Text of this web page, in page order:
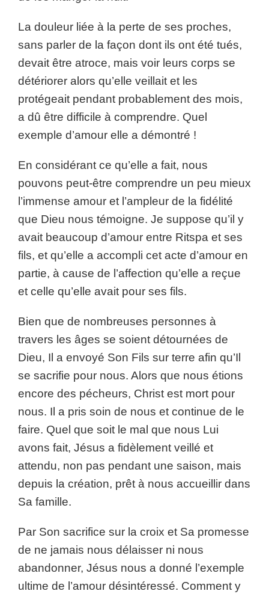
La douleur liée à la perte de ses proches,
sans parler de la façon dont ils ont été tués,
devait être atroce, mais voir leurs corps se
détériorer alors qu’elle veillait et les
protégeait pendant probablement des mois,
a dû être difficile à comprendre. Quel
exemple d’amour elle a démontré !
En considérant ce qu’elle a fait, nous
pouvons peut-être comprendre un peu mieux
l’immense amour et l’ampleur de la fidélité
que Dieu nous témoigne. Je suppose qu’il y
avait beaucoup d’amour entre Ritspa et ses
fils, et qu’elle a accompli cet acte d’amour en
partie, à cause de l’affection qu’elle a reçue
et celle qu’elle avait pour ses fils.
Bien que de nombreuses personnes à
travers les âges se soient détournées de
Dieu, Il a envoyé Son Fils sur terre afin qu’Il
se sacrifie pour nous. Alors que nous étions
encore des pécheurs, Christ est mort pour
nous. Il a pris soin de nous et continue de le
faire. Quel que soit le mal que nous Lui
avons fait, Jésus a fidèlement veillé et
attendu, non pas pendant une saison, mais
depuis la création, prêt à nous accueillir dans
Sa famille.
Par Son sacrifice sur la croix et Sa promesse
de ne jamais nous délaisser ni nous
abandonner, Jésus nous a donné l’exemple
ultime de l’amour désintéressé. Comment y